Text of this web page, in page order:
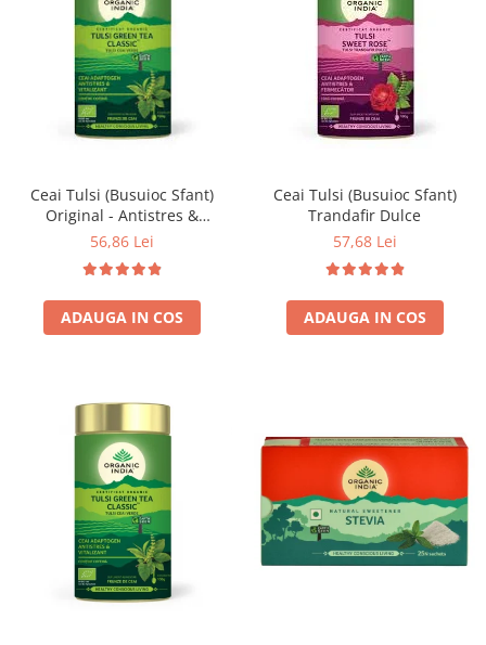
Ceai Tulsi (Busuioc Sfant)
Original - Antistres &
Vitalizant
56,86 Lei
ADAUGA IN COS
Ceai Tulsi (Busuioc Sfant)
Trandafir Dulce
57,68 Lei
ADAUGA IN COS